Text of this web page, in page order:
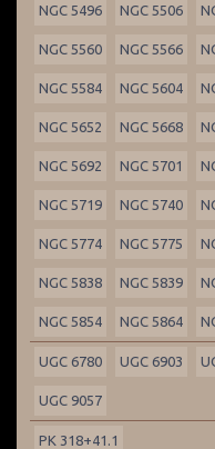
NGC 5496 NGC 5506
NGC 5560 NGC 5566
NGC 5584 NGC 5604
NGC 5652 NGC 5668
NGC 5692 NGC 5701
NGC 5719 NGC 5740
NGC 5774 NGC 5775
NGC 5838 NGC 5839
NGC 5854 NGC 5864
UGC 6780 UGC 6903
UGC 9057
PK 318+41.1